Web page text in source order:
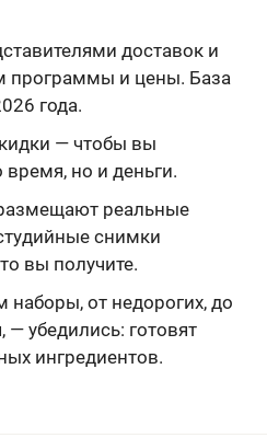
доставок и
программы и цены. База
года.
— чтобы вы
но и деньги.
реальные
снимки
вы получите.
наборы, от недорогих, до
— убедились: готовят
ингредиентов.